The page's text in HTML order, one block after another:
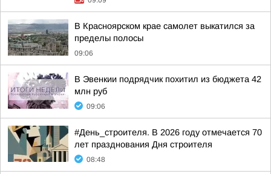
В Красноярском крае самолет выкатился за
пределы полосы
09:06
В Эвенкии подрядчик похитил из бюджета 42
млн руб
09:06
#День_строителя. В 2026 году отмечается 70
лет празднования Дня строителя
08:48